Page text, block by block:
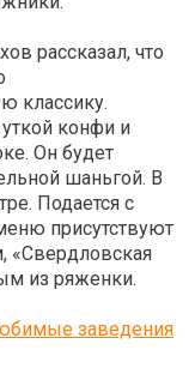
рассказал, что
классику.
уткой конфи и
Он будет
шаньгой. В
Подается с
присутствуют
«Свердловская
из ряженки.
заведения